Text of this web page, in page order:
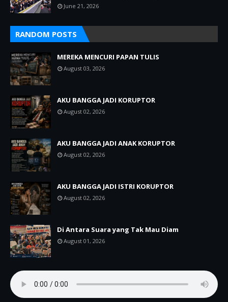
June 21, 2026
RANDOM POSTS
MEREKA MENCURI PAPAN TULIS
August 03, 2026
AKU BANGGA JADI KORUPTOR
August 02, 2026
AKU BANGGA JADI ANAK KORUPTOR
August 02, 2026
AKU BANGGA JADI ISTRI KORUPTOR
August 02, 2026
Di Antara Suara yang Tak Mau Diam
August 01, 2026